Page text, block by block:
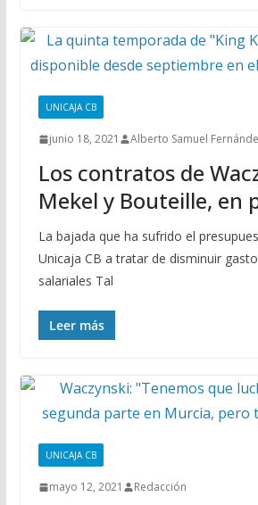
UNICAJA CB
junio 18, 2021 Alberto Samuel
Los contratos de
Mekel y Bouteille, en
La bajada que ha sufrido el
Unicaja CB a tratar de disminuir
salariales Tal
Leer más
UNICAJA CB
mayo 12, 2021 Redacción